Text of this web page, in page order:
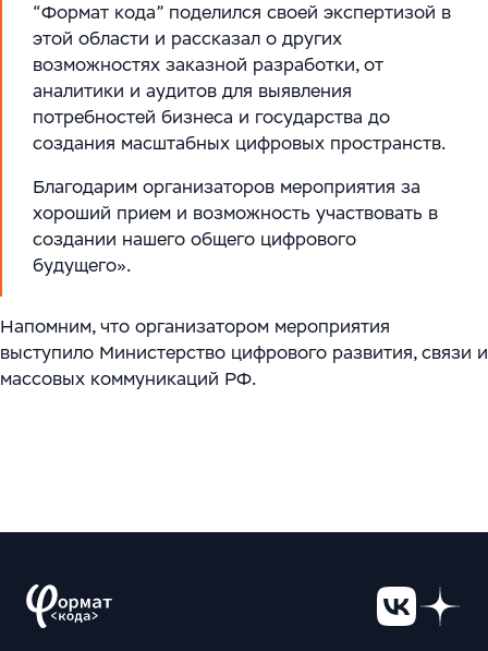
“Формат кода” поделился своей экспертизой в
этой области и рассказал о других
возможностях заказной разработки, от
аналитики и аудитов для выявления
потребностей бизнеса и государства до
создания масштабных цифровых пространств.
Благодарим организаторов мероприятия за
хороший прием и возможность участвовать в
создании нашего общего цифрового
будущего».
Напомним, что организатором мероприятия
выступило Министерство цифрового развития, связи и
массовых коммуникаций РФ.